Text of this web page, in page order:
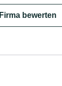
Firma bewerten